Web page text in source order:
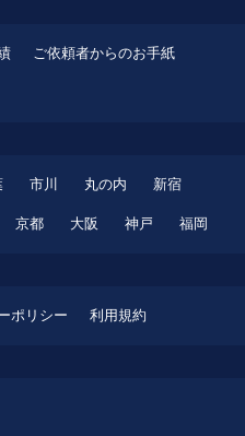
ご依頼者からのお手紙
市川 丸の内 新宿
京都 大阪 神戸 福岡
ポリシー 利用規約